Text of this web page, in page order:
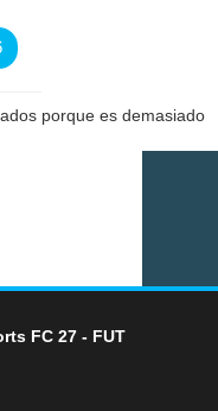
porque es demasiado
FC 27 - FUT